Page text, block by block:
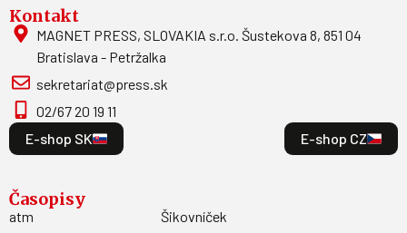
Kontakt
MAGNET PRESS, SLOVAKIA s.r.o. Šustekova 8, 851 04
Bratislava - Petržalka
sekretariat@press.sk
02/67 20 19 11
E-shop SK
E-shop CZ
Časopisy
atm
Šikovníček